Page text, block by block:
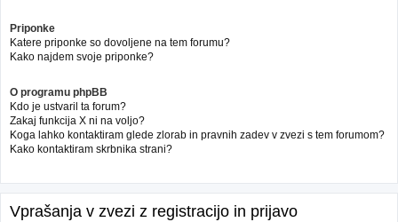
Priponke
Katere priponke so dovoljene na tem forumu?
Kako najdem svoje priponke?
O programu phpBB
Kdo je ustvaril ta forum?
Zakaj funkcija X ni na voljo?
Koga lahko kontaktiram glede zlorab in pravnih zadev v zvezi s tem forumom?
Kako kontaktiram skrbnika strani?
Vprašanja v zvezi z registracijo in prijavo